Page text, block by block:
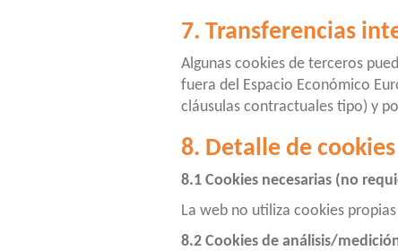
7. Transferencias
Algunas cookies de terceros
fuera del Espacio Económico
cláusulas contractuales tipo) y
8. Detalle de
8.1 Cookies necesarias (no
La web no utiliza cookies
8.2 Cookies de análisis/